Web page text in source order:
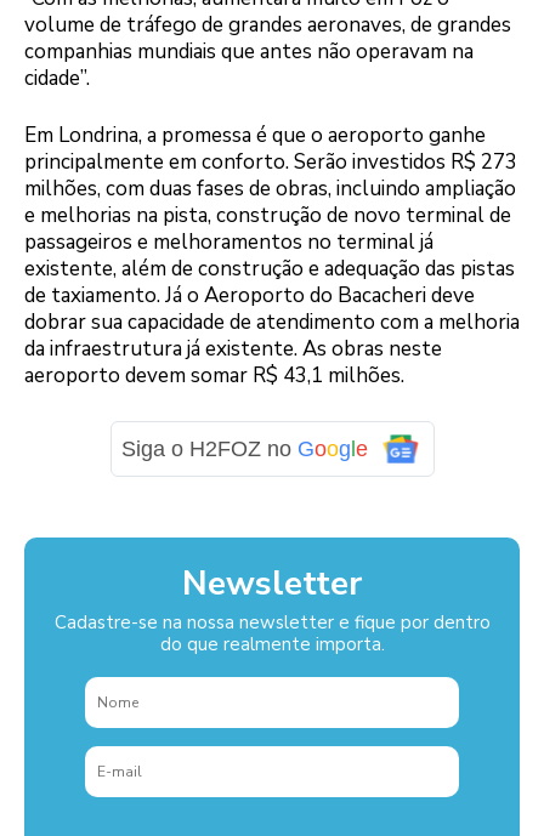
volume de tráfego de grandes aeronaves, de grandes
companhias mundiais que antes não operavam na
cidade”.
Em Londrina, a promessa é que o aeroporto ganhe
principalmente em conforto. Serão investidos R$ 273
milhões, com duas fases de obras, incluindo ampliação
e melhorias na pista, construção de novo terminal de
passageiros e melhoramentos no terminal já
existente, além de construção e adequação das pistas
de taxiamento. Já o Aeroporto do Bacacheri deve
dobrar sua capacidade de atendimento com a melhoria
da infraestrutura já existente. As obras neste
aeroporto devem somar R$ 43,1 milhões.
Siga o H2FOZ no Google
Newsletter
Cadastre-se na nossa newsletter e fique por dentro
do que realmente importa.